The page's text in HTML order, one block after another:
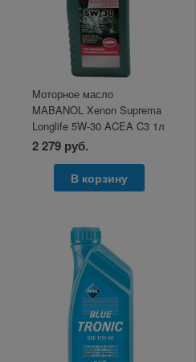
Моторное масло
MABANOL Xenon Suprema
Longlife 5W-30 ACEA C3 1л
2 279 руб.
В корзину